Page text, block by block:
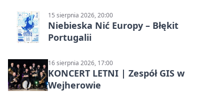
15 sierpnia 2026, 20:00
Niebieska Nić Europy – Błękit
Portugalii
16 sierpnia 2026, 17:00
KONCERT LETNI | Zespół GIS w
Wejherowie